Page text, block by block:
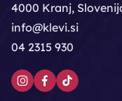
4000 Kranj,
info@klevi.si
04 2315 930